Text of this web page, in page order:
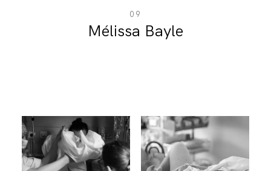
09
Mélissa Bayle